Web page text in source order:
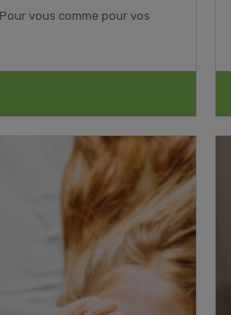
vous comme pour vos